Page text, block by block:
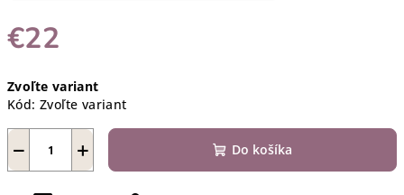
€22
cena:
Zvoľte variant
Kód: Zvoľte variant
+
− Do košíka